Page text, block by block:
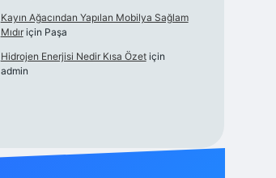
Kayın Ağacından Yapılan Mobilya Sağlam
Mıdıriçin Paşa
Hidrojen Enerjisi Nedir Kısa Özetiçin
admin